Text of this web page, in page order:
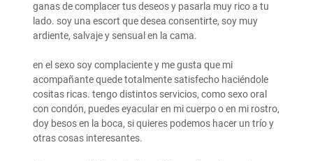
ganas de complacer tus deseos y pasarla muy rico a tu
lado. soy una escort que desea consentirte, soy muy
ardiente, salvaje y sensual en la cama.
en el sexo soy complaciente y me gusta que mi
acompañante quede totalmente satisfecho haciéndole
cositas ricas. tengo distintos servicios, como sexo oral
con condón, puedes eyacular en mi cuerpo o en mi rostro,
doy besos en la boca, si quieres podemos hacer un trío y
otras cosas interesantes.